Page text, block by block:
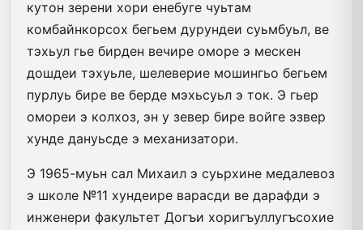
кутон зерени хори енебуге чуьтам
комбайнкорсох бегьем дурундеи суьмбуьл, ве
тэхьул гье бирден вечире оморе э мескен
дошдеи тэхуьле, шелеверие мошингьо бегьем
пурлуь бире ве берде мэхьсуьл э ток. Э гьер
омореи э колхоз, эн у зевер бире войге эзвер
хунде дануьсде э механизатори.
Э 1965-муьн сал Михаил э суьрхине медалевоз
э школе №11 хундеире варасди ве дарафди э
инженери факультет Догъи хоригъуллугъсохие